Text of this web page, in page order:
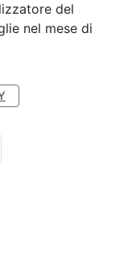
del
nel mese di